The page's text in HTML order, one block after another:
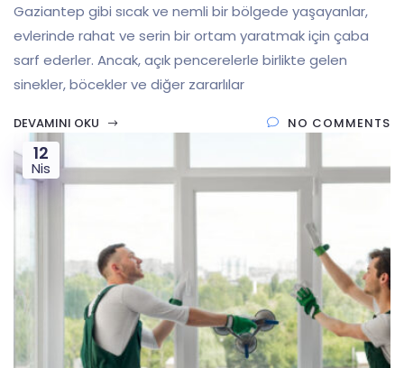
Gaziantep gibi sıcak ve nemli bir bölgede yaşayanlar,
evlerinde rahat ve serin bir ortam yaratmak için çaba
sarf ederler. Ancak, açık pencerelerle birlikte gelen
sinekler, böcekler ve diğer zararlılar
DEVAMINI OKU NO COMMENTS
12
Nis